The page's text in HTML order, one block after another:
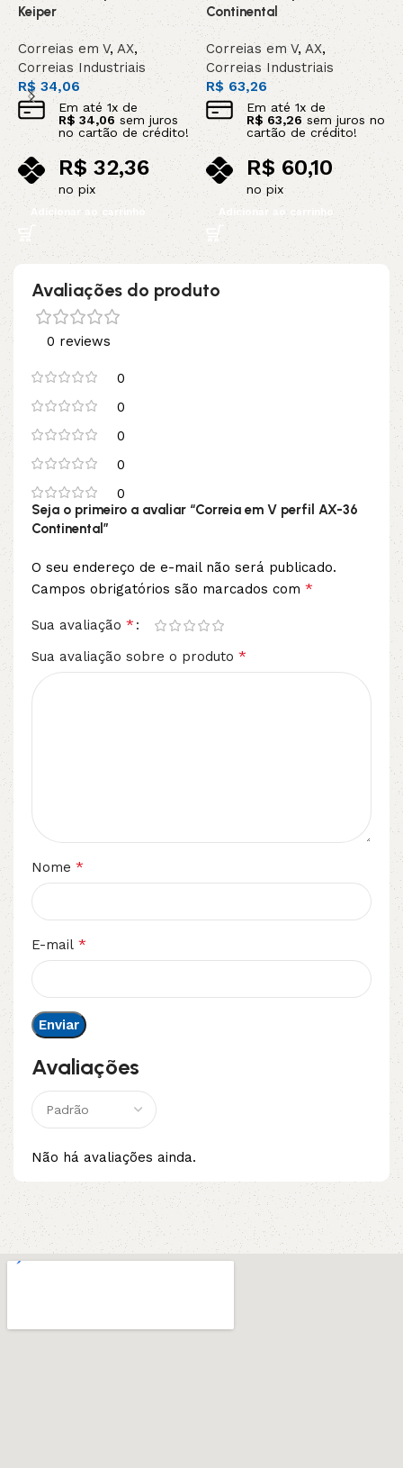
Keiper
Correias em V,AX,
Correias Industriais
R$ 34,06
Em até1x de
R$ 34,06 sem juros
no cartão de crédito!
R$32,36
no pix
Adicionar ao carrinho
Continental
Correias em V, AX,
Correias Industriais
R$ 63,26
Em até 1x de
R$ 63,26sem juros no
cartão de crédito!
R$ 60,10
no pix
Adicionar ao carrinho
Avaliações do produto
0 reviews
0
0
0
0
0
Avaliações
Não há avaliações ainda.
Seja o primeiro a avaliar “Correia em V perfil AX-36
Continental”
O seu endereço de e-mail não será publicado.
Campos obrigatórios são marcados com *
Sua avaliação *
Sua avaliação sobre o produto *
Nome *
E-mail *